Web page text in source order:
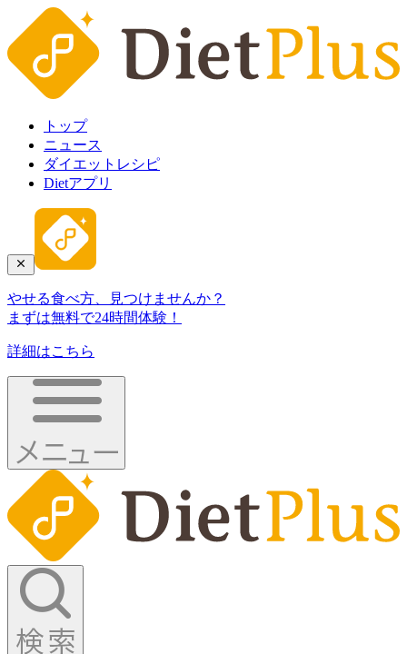
トップ
ニュース
ダイエットレシピ
Dietアプリ
やせる食べ方、見つけませんか？
まずは無料で24時間体験！
詳細はこちら